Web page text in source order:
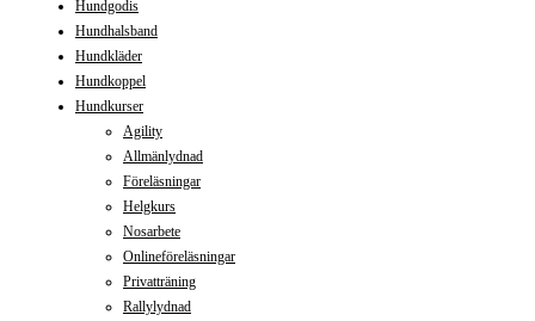
Hundgodis
Hundhalsband
Hundkläder
Hundkoppel
Hundkurser
Agility
Allmänlydnad
Föreläsningar
Helgkurs
Nosarbete
Onlineföreläsningar
Privatträning
Rallylydnad